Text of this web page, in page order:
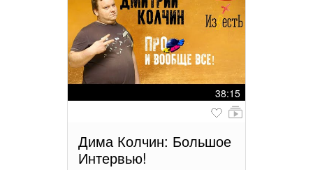
38:15
Дима Колчин: Большое
Интервью!